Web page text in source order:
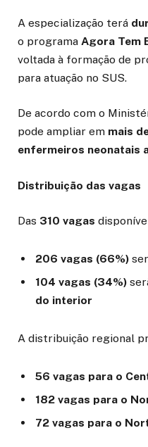
A especialização terá
o programa Agora Tem
voltada à formação de
para atuação no SUS.
De acordo com o
pode ampliar em mais
enfermeiros neonatais
Distribuição das vagas
Das 310 vagas
206 vagas (66%)
104 vagas (34%)
do interior
A distribuição regional
56 vagas para o
182 vagas para o
72 vagas para o